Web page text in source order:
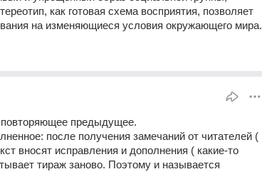
как готовая схема восприятия, позволяет
на изменяющиеся условия окружающего мира.
повторяющее предыдущее.
после получения замечаний от читателей (
вносят исправления и дополнения ( какие-то
тираж заново. Поэтому и называется